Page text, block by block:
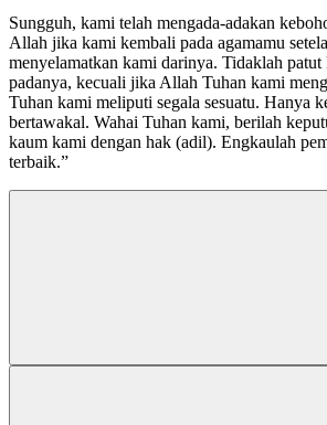
Sungguh, kami telah mengada-adakan
Allah jika kami kembali pada agamamu
menyelamatkan kami darinya. Tidaklah
padanya, kecuali jika Allah Tuhan kami
Tuhan kami meliputi segala sesuatu. Hanya
bertawakal. Wahai Tuhan kami, berilah
kaum kami dengan hak (adil). Engkaulah
terbaik.”